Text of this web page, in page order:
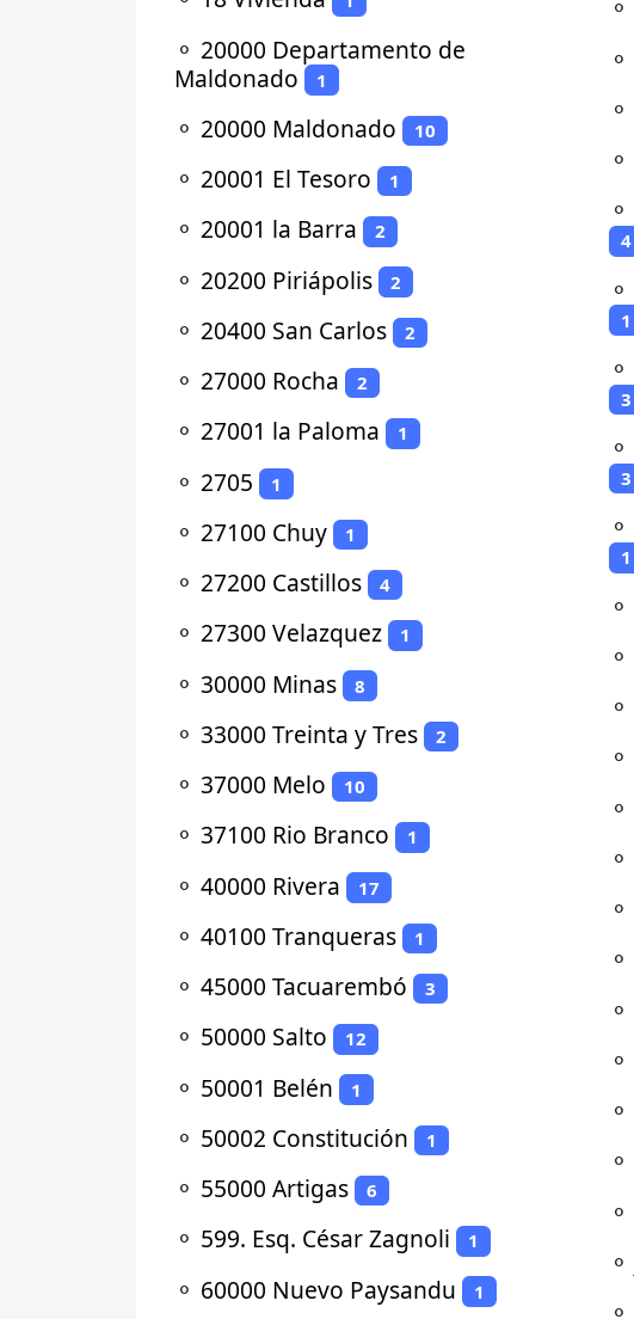
⚬ 20000 Departamento de
Maldonado
1
⚬ 20000 Maldonado 10
⚬ 20001 El Tesoro 1
⚬ 20001 la Barra 2
⚬ 20200 Piriápolis 2
⚬ 20400 San Carlos 2
⚬ 27000 Rocha 2
⚬ 27001 la Paloma 1
⚬ 2705 1
⚬ 27100 Chuy 1
⚬ 27200 Castillos 4
⚬ 27300 Velazquez 1
⚬ 30000 Minas 8
⚬ 33000 Treinta y Tres 2
⚬ 37000 Melo 10
⚬ 37100 Rio Branco 1
⚬ 40000 Rivera 17
⚬ 40100 Tranqueras 1
⚬ 45000 Tacuarembó 3
⚬ 50000 Salto 12
⚬ 50001 Belén 1
⚬ 50002 Constitución 1
⚬ 55000 Artigas 6
⚬ 599. Esq. César Zagnoli 1
⚬ 60000 Nuevo Paysandu 1
⚬
⚬
⚬
⚬
⚬
4
⚬
1
⚬
3
⚬
3
⚬
1
⚬
⚬
⚬
⚬
⚬
⚬
⚬
⚬
⚬
⚬
⚬
⚬
⚬
⚬
⚬